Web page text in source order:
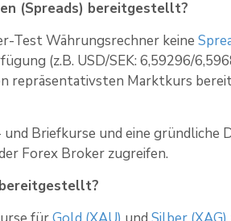
(Spreads) bereitgestellt?
Test Währungsrechner keine
(z.B. USD/SEK: 6,59296/
repräsentativsten Marktkurs
und Briefkurse und eine
Forex Broker zugreifen.